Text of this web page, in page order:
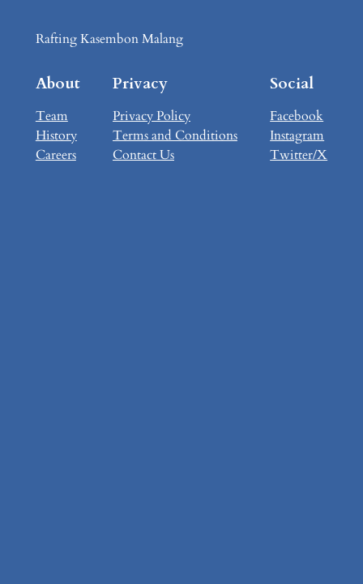
Rafting Kasembon Malang
About
Team
History
Careers
Privacy
Privacy Policy
Terms and Conditions
Contact Us
Social
Facebook
Instagram
Twitter/X